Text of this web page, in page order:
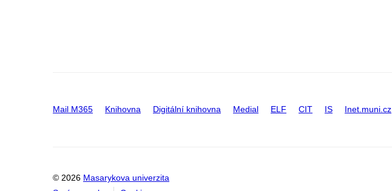
Mail M365 Knihovna Digitální knihovna Medial ELF CIT IS Inet.muni.cz
© 2026 Masarykova univerzita